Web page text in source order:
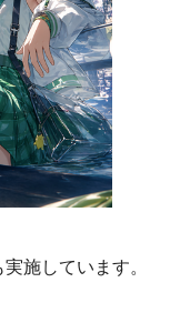
施しています。